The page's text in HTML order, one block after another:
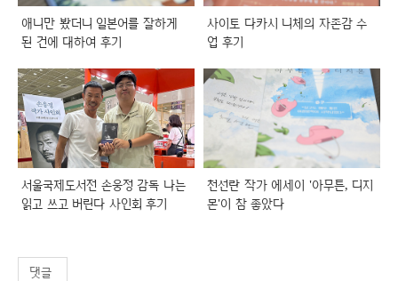
애니만 봤더니 일본어를 잘하게
된 건에 대하여 후기
사이토 다카시 니체의 자존감 수
업 후기
서울국제도서전 손웅정 감독 나는
읽고 쓰고 버린다 사인회 후기
천선란 작가 에세이 '아무튼, 디지
몬'이 참 좋았다
댓글